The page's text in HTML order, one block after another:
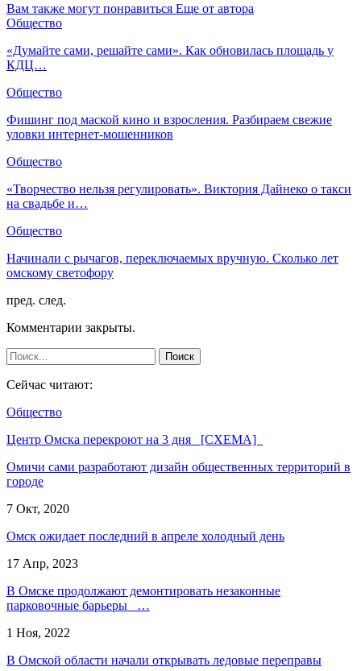
Вам также могут понравиться Еще от автора
Общество
«Думайте сами, решайте сами». Как обновилась площадь у
КДЦ…
Общество
Фишинг под маской кино и взросления. Разбираем свежие
уловки интернет-мошенников
Общество
«Творчество нельзя регулировать». Виктория Дайнеко о такси
на свадьбе и…
Общество
Начинали с рычагов, переключаемых вручную. Сколько лет
омскому светофору
пред. след.
Комментарии закрыты.
Сейчас читают:
Общество
Центр Омска перекроют на 3 дня [СХЕМА]
Омичи сами разработают дизайн общественных территорий в
городе
7 Окт, 2020
Омск ожидает последний в апреле холодный день
17 Апр, 2023
В Омске продолжают демонтировать незаконные
парковочные барьеры …
1 Ноя, 2022
В Омской области начали открывать ледовые переправы